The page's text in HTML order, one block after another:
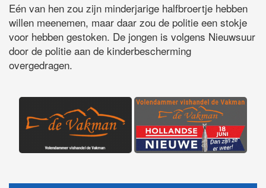
Eén van hen zou zijn minderjarige halfbroertje hebben
willen meenemen, maar daar zou de politie een stokje
voor hebben gestoken. De jongen is volgens Nieuwsuur
door de politie aan de kinderbescherming
overgedragen.